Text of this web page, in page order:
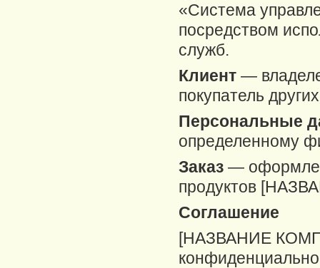
«Система
посредством
служб.
Клиент —
покупатель
Персональные
определенному
Заказ —
продуктов
Соглашение
[НАЗВАНИЕ